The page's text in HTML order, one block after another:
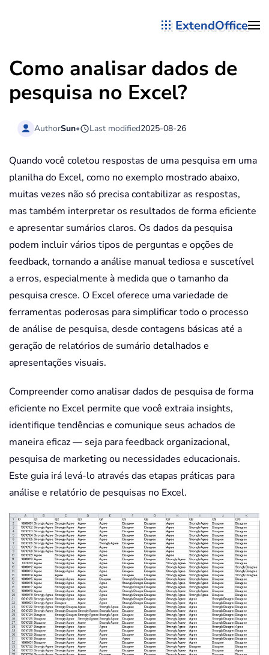
ExtendOffice
Como analisar dados de
pesquisa no Excel?
AuthorSun• Last modified2025-08-26
Quando você coletou respostas de uma pesquisa em uma
planilha do Excel, como no exemplo mostrado abaixo,
muitas vezes não só precisa contabilizar as respostas,
mas também interpretar os resultados de forma eficiente
e apresentar sumários claros. Os dados da pesquisa
podem incluir vários tipos de perguntas e opções de
feedback, tornando a análise manual tediosa e suscetível
a erros, especialmente à medida que o tamanho da
pesquisa cresce. O Excel oferece uma variedade de
ferramentas poderosas para simplificar todo o processo
de análise de pesquisa, desde contagens básicas até a
geração de relatórios de sumário detalhados e
apresentações visuais.
Compreender como analisar dados de pesquisa de forma
eficiente no Excel permite que você extraia insights,
identifique tendências e comunique seus achados de
maneira eficaz — seja para feedback organizacional,
pesquisa de marketing ou necessidades educacionais.
Este guia irá levá-lo através das etapas práticas para
análise e relatório de pesquisas no Excel.